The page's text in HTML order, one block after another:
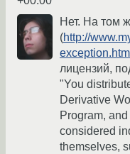
Нет. На том
(http://
exception.html
лицензий,
"You
Derivative
Program,
considered
themselves,